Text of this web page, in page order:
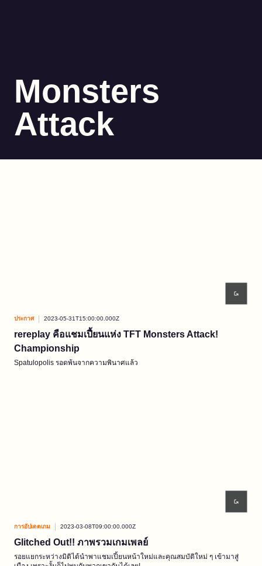
Monsters
Attack
ประกาศ 2023-05-31T15:00:00.000Z
rereplay คือแชมเปี้ยนแห่ง TFT Monsters Attack!
Championship
Spatulopolis รอดพ้นจากความพินาศแล้ว
การอัปเดตเกม 2023-03-08T09:00:00.000Z
Glitched Out!! ภาพรวมเกมเพลย์
รอยแยกระหว่างมิติได้นำพาแชมเปี้ยนหน้าใหม่และคุณสมบัติใหม่ ๆ เข้ามาสู่